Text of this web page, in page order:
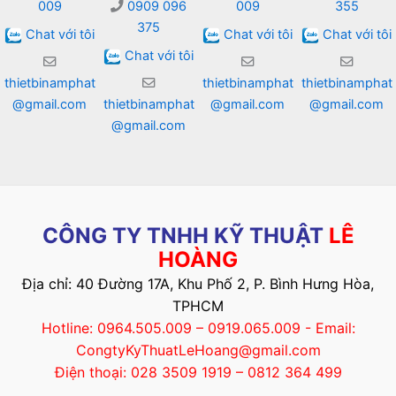
009
Chat với tôi
thietbinamphat
@gmail.com
0909 096
375
Chat với tôi
thietbinamphat
@gmail.com
009
Chat với tôi
thietbinamphat
@gmail.com
355
Chat với tôi
thietbinamphat
@gmail.com
CÔNG TY TNHH KỸ THUẬT LÊ
HOÀNG
Địa chỉ: 40 Đường 17A, Khu Phố 2, P. Bình Hưng Hòa,
TPHCM
Hotline: 0964.505.009 – 0919.065.009 - Email:
CongtyKyThuatLeHoang@gmail.com
Điện thoại: 028 3509 1919 – 0812 364 499